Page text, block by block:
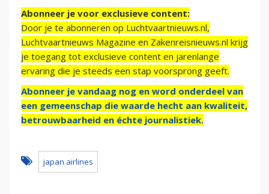
Abonneer je voor exclusieve content:
Door je te abonneren op Luchtvaartnieuws.nl,
Luchtvaartnieuws Magazine en Zakenreisnieuws.nl krijg
je toegang tot exclusieve content en jarenlange
ervaring die je steeds een stap voorsprong geeft.
Abonneer je vandaag nog en word onderdeel van
een gemeenschap die waarde hecht aan kwaliteit,
betrouwbaarheid en échte journalistiek.
japan airlines